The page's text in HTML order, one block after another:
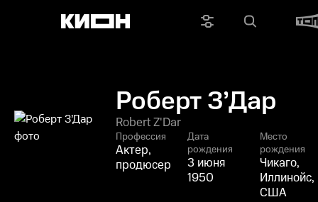
Роберт З’Дар
Robert Z'Dar
Профессия
Актер,
продюсер
Дата
рождения
3 июня
1950
Место
рождения
Чикаго,
Иллинойс,
США